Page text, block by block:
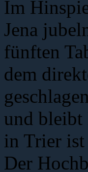
Im
Jena
fünften
dem
und bleibt
in Trier
Der